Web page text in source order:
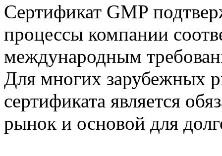
Сертификат GMP
процессы компании
международным
Для многих зарубежных
сертификата является
рынок и основой для